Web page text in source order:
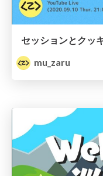
セッションとクッ
mu_zaru